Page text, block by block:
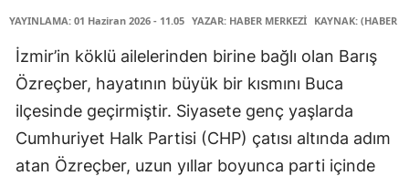
YAYINLAMA: 01 Haziran 2026 - 11.05 YAZAR: HABER MERKEZİ KAYNAK: (HABER
İzmir’in köklü ailelerinden birine bağlı olan Barış
Özreçber, hayatının büyük bir kısmını Buca
ilçesinde geçirmiştir. Siyasete genç yaşlarda
Cumhuriyet Halk Partisi (CHP) çatısı altında adım
atan Özreçber, uzun yıllar boyunca parti içinde